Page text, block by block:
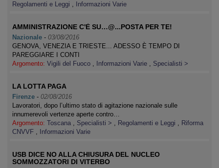
Regolamenti e Leggi , Informazioni Varie
AMMINISTRAZIONE C'È SU…@...POSTA PER TE!
Nazionale - 03/08/2016
GENOVA, VENEZIA E TRIESTE... ADESSO È TEMPO DI
PAREGGIARE I CONTI
Argomento: Vigili del Fuoco , Informazioni Varie , Specialisti >
LA LOTTA PAGA
Firenze - 02/08/2016
Lavoratori, dopo l’ultimo stato di agitazione nazionale sulle
innumerevoli vertenze aperte contro…
Argomento: Toscana , Specialisti > , Regolamenti e Leggi , Riforma
CNVVF , Informazioni Varie
USB DICE NO ALLA CHIUSURA DEL NUCLEO
SOMMOZZATORI DI VITERBO